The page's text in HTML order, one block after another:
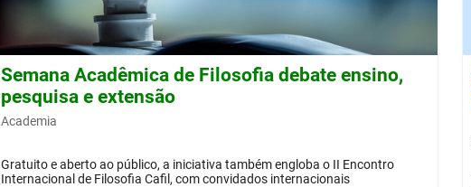
Semana Acadêmica de Filosofia debate ensino,
pesquisa e extensão
Academia
Gratuito e aberto ao público, a iniciativa também engloba o II Encontro
Internacional de Filosofia Cafil, com convidados internacionais